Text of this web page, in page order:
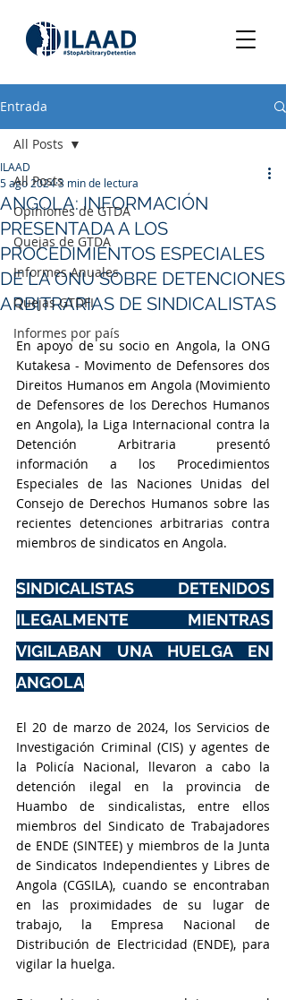
Entrada
All Posts
Opiniones de GTDA
Quejas de GTDA
Informes Anuales
Quejas GTDFI
Informes por país
All Posts
ANGOLA: INFORMACIÓN
PRESENTADA A LOS
PROCEDIMIENTOS ESPECIALES
DE LA ONU SOBRE DETENCIONES
ARBITRARIAS DE SINDICALISTAS
ILAAD
5 ago 20243 min de lectura
En apoyo de su socio en Angola, la ONG
Kutakesa - Movimento de Defensores dos
Direitos Humanos em Angola (Movimiento
de Defensores de los Derechos Humanos
en Angola), la Liga Internacional contra la
Detención Arbitraria presentó
información a los Procedimientos
Especiales de las Naciones Unidas del
Consejo de Derechos Humanos sobre las
recientes detenciones arbitrarias contra
miembros de sindicatos en Angola.
SINDICALISTAS DETENIDOS
ILEGALMENTE MIENTRAS
VIGILABAN UNA HUELGA EN
ANGOLA
El 20 de marzo de 2024, los Servicios de
Investigación Criminal (CIS) y agentes de
la Policía Nacional, llevaron a cabo la
detención ilegal en la provincia de
Huambo de sindicalistas, entre ellos
miembros del Sindicato de Trabajadores
de ENDE (SINTEE) y miembros de la Junta
de Sindicatos Independientes y Libres de
Angola (CGSILA), cuando se encontraban
en las proximidades de su lugar de
trabajo, la Empresa Nacional de
Distribución de Electricidad (ENDE), para
vigilar la huelga.